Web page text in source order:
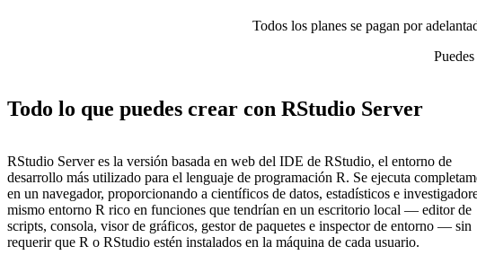
Todos los planes se pagan por
Todo lo que puedes crear con RStudio Server
RStudio Server es la versión basada en web del IDE de RStudio, el entorno de
desarrollo más utilizado para el lenguaje de programación R. Se ejecuta
en un navegador, proporcionando a científicos de datos, estadísticos e
mismo entorno R rico en funciones que tendrían en un escritorio local — editor de
scripts, consola, visor de gráficos, gestor de paquetes e inspector de entorno — sin
requerir que R o RStudio estén instalados en la máquina de cada usuario.